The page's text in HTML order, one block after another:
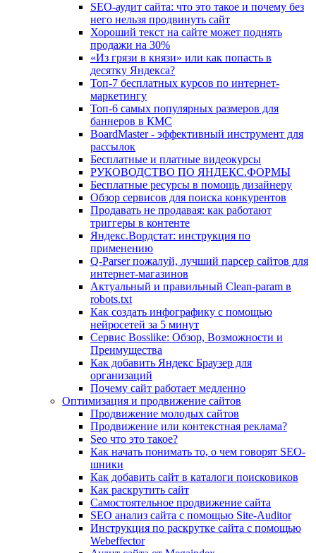
SEO-аудит сайта: что это такое и почему без
него нельзя продвинуть сайт
Хороший текст на сайте может поднять
продажи на 30%
«Из грязи в князи» или как попасть в
десятку Яндекса?
Топ-7 бесплатных курсов по интернет-
маркетингу
Топ-6 самых популярных размеров для
баннеров в КМС
BoardMaster - эффективный инструмент для
рассылок
Бесплатные и платные видеокурсы
РУКОВОДСТВО ПО ЯНДЕКС.ФОРМЫ
Бесплатные ресурсы в помощь дизайнеру
Обзор сервисов для поиска конкурентов
Продавать не продавая: как работают
триггеры в контенте
Яндекс.Вордстат: инструкция по
применению
Q-Parser пожалуй, лучший парсер сайтов для
интернет-магазинов
Актуальный и правильный Clean-param в
robots.txt
Как создать инфографику с помощью
нейросетей за 5 минут
Сервис Bosslike: Обзор, Возможности и
Преимущества
Как добавить Яндекс Браузер для
организаций
Почему сайт работает медленно
Оптимизация и продвижение сайтов
Продвижение молодых сайтов
Продвижение или контекстная реклама?
Seo что это такое?
Как начать понимать то, о чем говорят SEO-
шники
Как добавить сайт в каталоги поисковиков
Как раскрутить сайт
Самостоятельное продвижение сайта
SEO анализ сайта с помощью Site-Auditor
Инструкция по раскрутке сайта с помощью
Webeffector